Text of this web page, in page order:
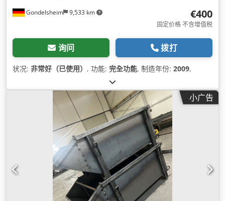
Gondelsheim 9,533 km €400
固定价格 不含增值税
询问 拨打
状况: 非常好（已使用） , 功能: 完全功能, 制造年份: 2009,
小广告